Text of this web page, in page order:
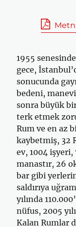
1955
gece,
sonucunda
bedeni,
sonra büyük
terk etmek
Rum ve en az
kaybetmiş, 32
ev, 1004
manastır, 26
bar gibi
saldırıya
yılında
nüfus, 2005
Kalan Rumlar